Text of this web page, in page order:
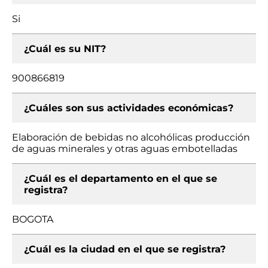
Si
¿Cuál es su NIT?
900866819
¿Cuáles son sus actividades económicas?
Elaboración de bebidas no alcohólicas producción
de aguas minerales y otras aguas embotelladas
¿Cuál es el departamento en el que se
registra?
BOGOTA
¿Cuál es la ciudad en el que se registra?